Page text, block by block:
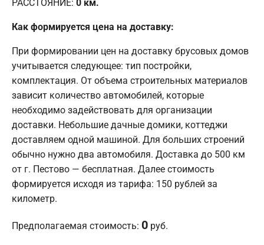
РАССТОЯНИЕ: 0 км.
Как формируется цена на доставку:
При формировании цен на доставку брусовых домов
учитывается следующее: тип постройки,
комплектация. От объема строительных материалов
зависит количество автомобилей, которые
необходимо задействовать для организации
доставки. Небольшие дачные домики, коттеджи
доставляем одной машиной. Для больших строений
обычно нужно два автомобиля. Доставка до 500 км
от г. Пестово — бесплатная. Далее стоимость
формируется исходя из тарифа: 150 рублей за
километр.
Предполагаемая стоимость: 0 руб.